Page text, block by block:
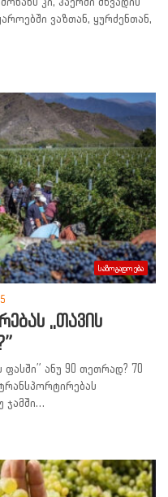
ვაზთან, ყურძენთან,
საზოგადოება
,,თავის
ფასში” ანუ 90 თეთრად? 70
ჯამში…